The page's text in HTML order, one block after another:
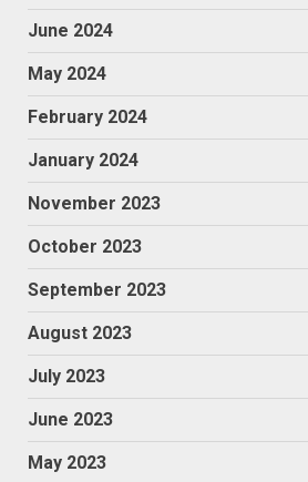
June 2024
May 2024
February 2024
January 2024
November 2023
October 2023
September 2023
August 2023
July 2023
June 2023
May 2023